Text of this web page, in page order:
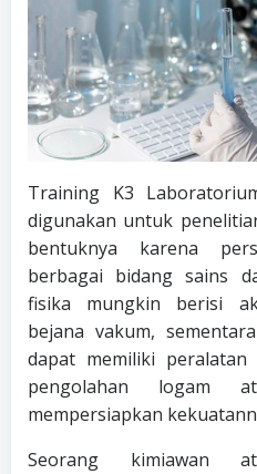
Training K3
digunakan untuk
bentuknya karena
berbagai bidang sains
fisika mungkin berisi
bejana vakum,
dapat memiliki
pengolahan logam
mempersiapkan
Seorang kimiawan